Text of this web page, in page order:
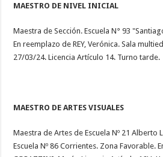
MAESTRO DE NIVEL INICIAL
Maestra de Sección. Escuela N° 93
En reemplazo de REY, Verónica. Sala
27/03/24. Licencia Artículo 14. Turno tarde.
MAESTRO DE ARTES VISUALES
Maestra de Artes de Escuela Nº 21
Escuela Nº 86 Corrientes. Zona Favorable.